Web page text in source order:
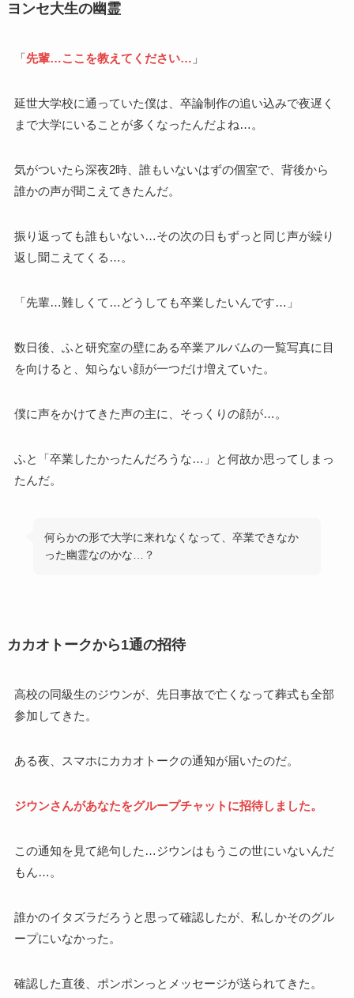
ヨンセ大生の幽霊
「先輩…ここを教えてください… 」
延世大学校に通っていた僕は、卒論制作の追い込みで夜遅く
まで大学にいることが多くなったんだよね…。
気がついたら深夜2時、誰もいないはずの個室で、背後から
誰かの声が聞こえてきたんだ。
振り返っても誰もいない…その次の日もずっと同じ声が繰り
返し聞こえてくる…。
「先輩…難しくて…どうしても卒業したいんです…」
数日後、ふと研究室の壁にある卒業アルバムの一覧写真に目
を向けると、知らない顔が一つだけ増えていた。
僕に声をかけてきた声の主に、そっくりの顔が…。
ふと「卒業したかったんだろうな…」と何故か思ってしまっ
たんだ。
何らかの形で大学に来れなくなって、卒業できなか
った幽霊なのかな…？
カカオトークから1通の招待
高校の同級生のジウンが、先日事故で亡くなって葬式も全部
参加してきた。
ある夜、スマホにカカオトークの通知が届いたのだ。
ジウンさんがあなたをグループチャットに招待しました。
この通知を見て絶句した…ジウンはもうこの世にいないんだ
もん…。
誰かのイタズラだろうと思って確認したが、私しかそのグル
ープにいなかった。
確認した直後、ポンポンっとメッセージが送られてきた。